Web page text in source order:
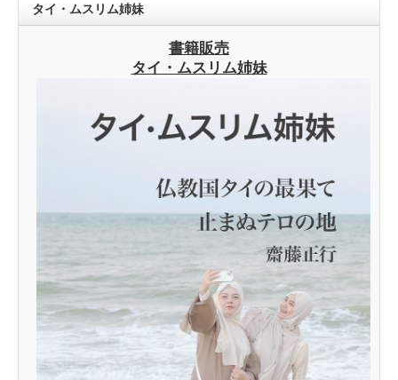
タイ・ムスリム姉妹
書籍販売
タイ・ムスリム姉妹